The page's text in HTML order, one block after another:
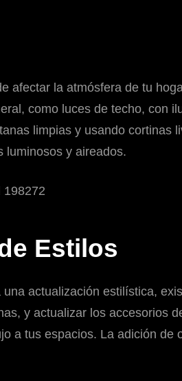
afectar la atmósfera de tu
como luces de techo, con
limpias y usando
luminosos y aireados.
Estilos
actualización estilística,
y actualizar los accesorios
a tus espacios. La adición